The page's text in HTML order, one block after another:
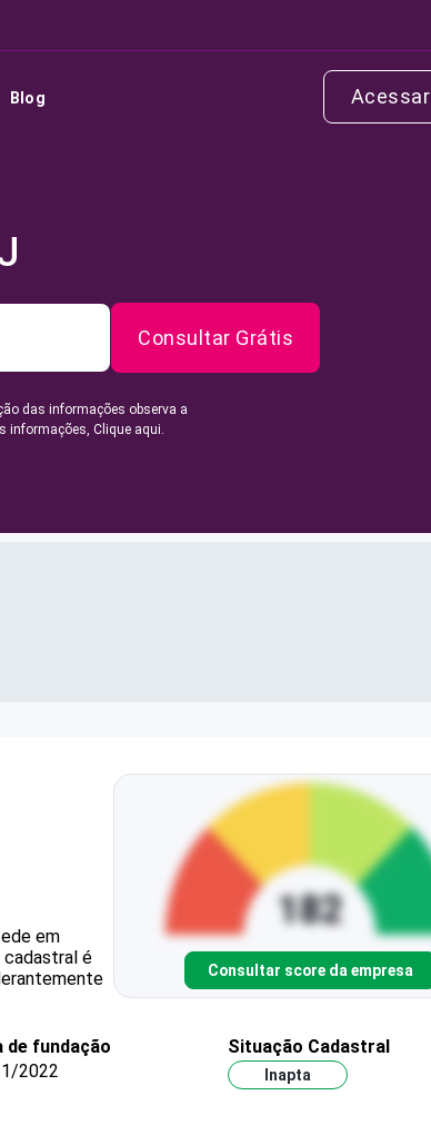
Blog Acessar
Consultar Grátis
das informações observa a
informações, Clique aqui.
em
cadastral é
Consultar score da empresa
de fundação
2022
Situação Cadastral
Inapta